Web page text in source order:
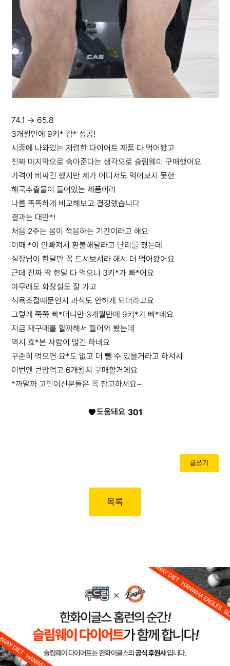
74.1 → 65.8
3개월만에 9키* 감* 성공!
시중에 나와있는 저렴한 다이어트 제품 다 먹어봤고
진짜 마지막으로 속아준다는 생각으로 슬림웨이 구매했어요
가격이 비싸긴 했지만 제가 어디서도 먹어보지 못한
해국추출물이 들어있는 제품이라
나름 똑똑하게 비교해보고 결정했습니다
결과는 대만*!
처음 2주는 몸이 적응하는 기간이라고 해요
이때 *이 안빠져서 환불해달라고 난리를 쳤는데
실장님이 한달만 꼭 드셔보셔라 해서 더 먹어봤어요
근데 진짜 딱 한달 다 먹으니 3키*가 빠*어요
아무래도 화장실도 잘 가고
식욕조절때문인지 과식도 안하게 되더라고요
그렇게 쭉쭉 빠*더니만 3개월만에 9키*가 빠*네요
지금 재구매를 할까해서 들어와 봤는데
역시 효*본 사람이 많긴 하네요
꾸준히 먹으면 요*도 없고 더 뺄 수 있을거라고 하셔서
이번엔 큰맘먹고 6개월치 구매할거에요
*까말까 고민이신분들은 꼭 참고하셔요~
도움돼요 301
글쓰기
목록